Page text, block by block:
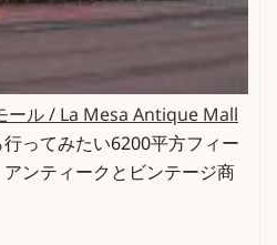
ール / La Mesa Antique Mall
ってみたい6200平方フィー
ンティークとビンテージ商